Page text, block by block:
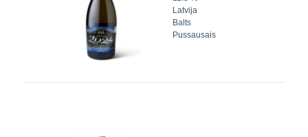
Latvija
Balts
Pussausais